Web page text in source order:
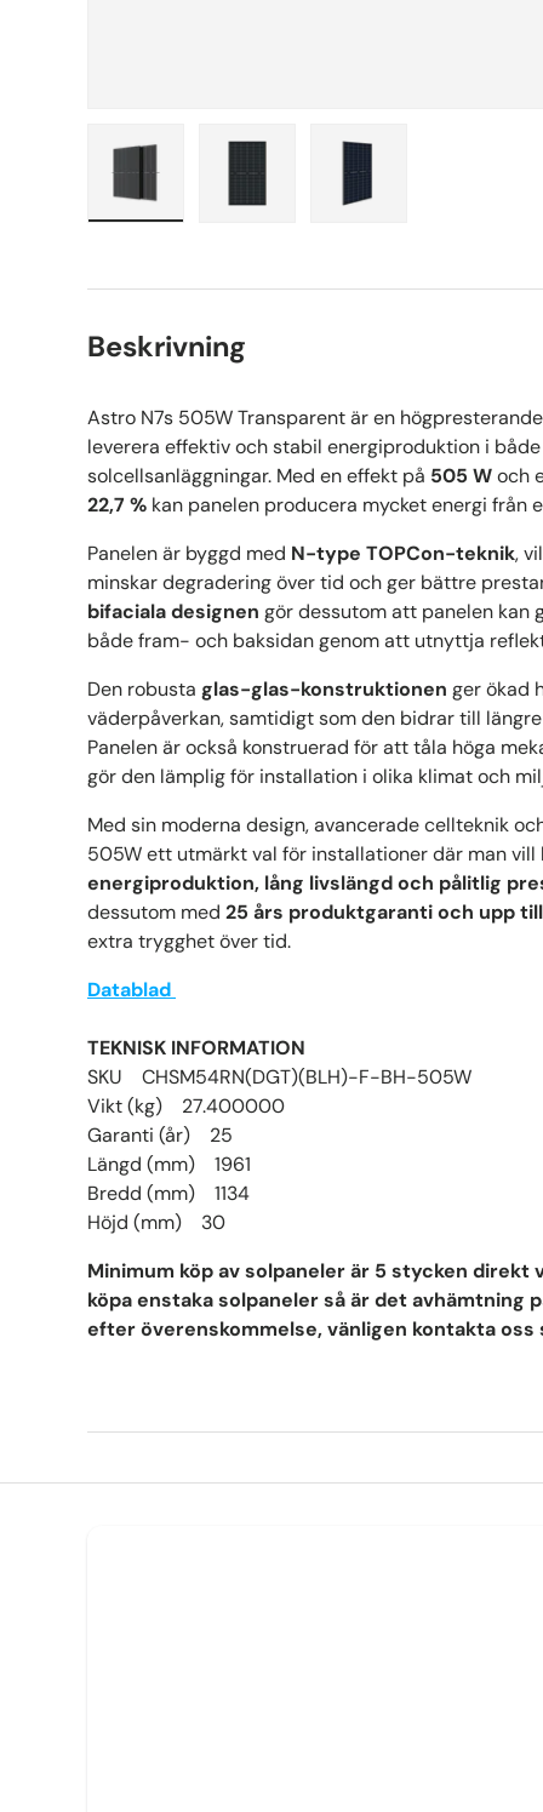
Beskrivning
Astro N7s 505W Transparent är en
leverera effektiv och stabil energiproduktion i
solcellsanläggningar. Med en effekt på 505 Woch
22,7 % kan panelen producera mycket energi från
Panelen är byggd med N-type TOPCon-teknik,
minskar degradering över tid och ger bättre
bifaciala designen gör dessutom att panelen kan
både fram- och baksidan genom att utnyttja
Den robusta glas-glas-konstruktionen ger ökad
väderpåverkan, samtidigt som den bidrar till
Panelen är också konstruerad för att tåla höga
gör den lämplig för installation i olika klimat och
Med sin moderna design, avancerade cellteknik
505W ett utmärkt val för installationer där man
energiproduktion, lång livslängd och pålitlig
dessutom med 25 års produktgaranti och upp
extra trygghet över tid.
Datablad
TEKNISK INFORMATION
SKU CHSM54RN(DGT)(BLH)-F-BH-505W
Vikt (kg) 27.400000
Garanti (år) 25
Längd (mm) 1961
Bredd (mm) 1134
Höjd (mm) 30
Minimum köp av solpaneler är 5 stycken direkt
köpa enstaka solpaneler så är det avhämtning
efter överenskommelse, vänligen kontakta oss